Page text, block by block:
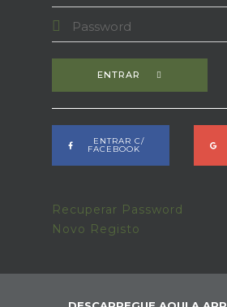
ENTRAR
ENTRAR C/
FACEBOOK
Recuperar Password
Novo Registo